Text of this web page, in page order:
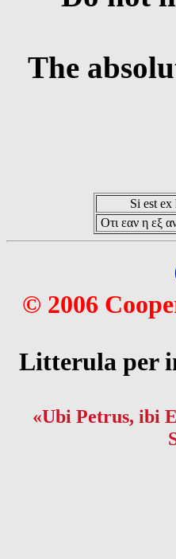
The
Si est
Οτι εαν η εξ
© 2006
Litterula per
«Ubi Petrus, ibi